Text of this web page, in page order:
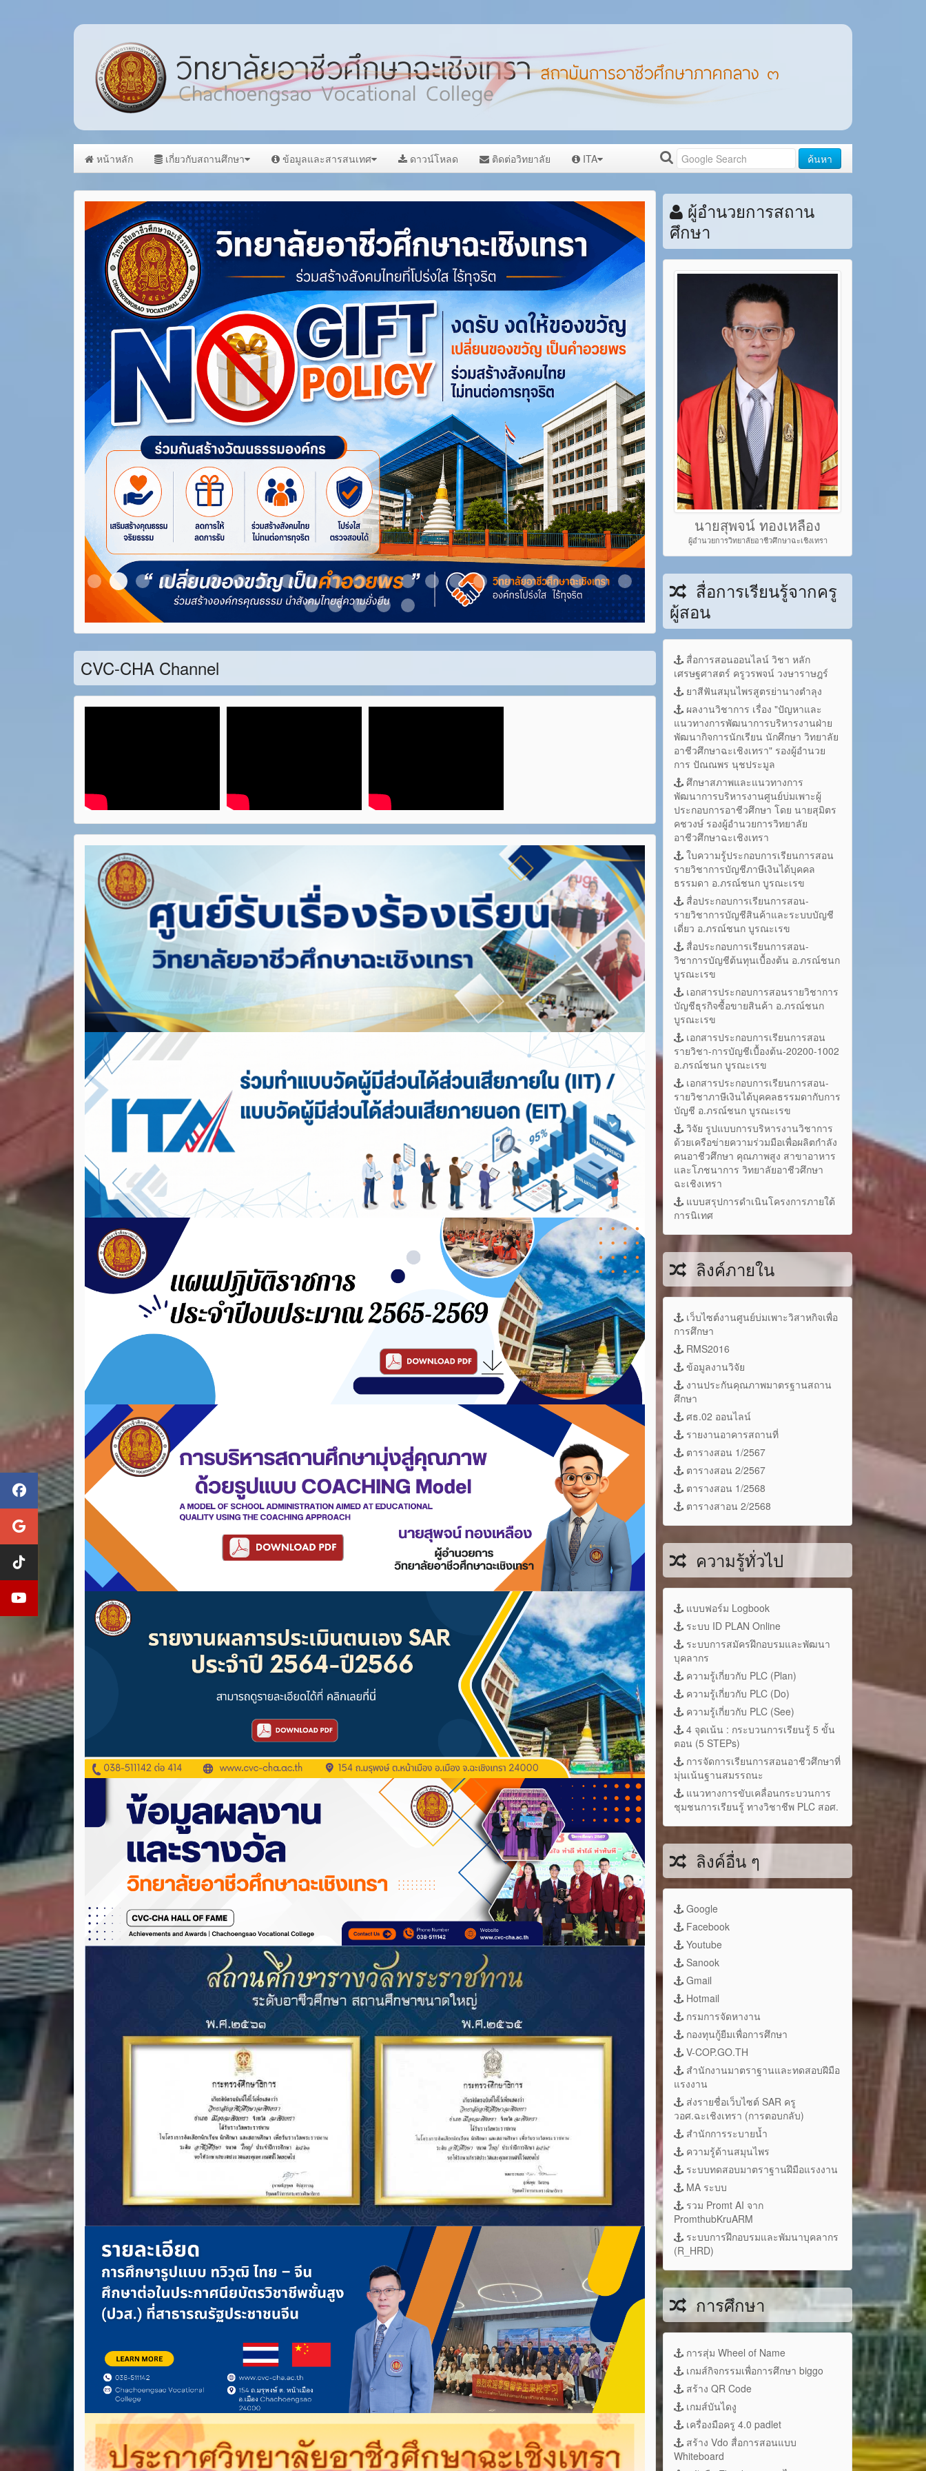
หน้าหลัก เกี่ยวกับสถานศึกษา ข้อมูลและสารสนเทศ ดาวน์โหลด ติดต่อวิทยาลัย ITA ค้นหา
Item 1Item 2Item 3Item 4Item 5Item 6Item 7Item 8Item 9Item 10Item 11Item 12Item 13Item 14Item 15Item 16Item 17Item 18Item 19Item 20Item 21Item 22Item 23
Item 24Item 25Item 26 Item 27 Item 28
CVC-CHA Channel
ผู้อำนวยการสถาน
ศึกษา
นายสุพจน์ ทองเหลือง
ผู้อำนวยการวิทยาลัยอาชีวศึกษาฉะเชิงเทรา
สื่อการเรียนรู้จากครู
ผู้สอน
สื่อการสอนออนไลน์ วิชา หลัก
เศรษฐศาสตร์ ครูวรพจน์ วงษาราษฎร์
ยาสีฟันสมุนไพรสูตรย่านางตำลุง
ผลงานวิชาการ เรื่อง "ปัญหาและ
แนวทางการพัฒนาการบริหารงานฝ่าย
พัฒนากิจการนักเรียน นักศึกษา วิทยาลัย
อาชีวศึกษาฉะเชิงเทรา" รองผู้อำนวย
การ ปัณณพร นุชประมูล
ศึกษาสภาพและแนวทางการ
พัฒนาการบริหารงานศูนย์บ่มเพาะผู้
ประกอบการอาชีวศึกษา โดย นายสุมิตร
คชวงษ์ รองผู้อำนวยการวิทยาลัย
อาชีวศึกษาฉะเชิงเทรา
ใบความรู้ประกอบการเรียนการสอน
รายวิชาการบัญชีภาษีเงินได้บุคคล
ธรรมดา อ.ภรณ์ชนก บูรณะเรข
สื่อประกอบการเรียนการสอน-
รายวิชาการบัญชีสินค้าและระบบบัญชี
เดี่ยว อ.ภรณ์ชนก บูรณะเรข
สื่อประกอบการเรียนการสอน-
วิชาการบัญชีต้นทุนเบื้องต้น อ.ภรณ์ชนก
บูรณะเรข
เอกสารประกอบการสอนรายวิชาการ
บัญชีธุรกิจซื้อขายสินค้า อ.ภรณ์ชนก
บูรณะเรข
เอกสารประกอบการเรียนการสอน
รายวิชา-การบัญชีเบื้องต้น-20200-1002
อ.ภรณ์ชนก บูรณะเรข
เอกสารประกอบการเรียนการสอน-
รายวิชาภาษีเงินได้บุคคลธรรมดากับการ
บัญชี อ.ภรณ์ชนก บูรณะเรข
วิจัย รูปแบบการบริหารงานวิชาการ
ด้วยเครือข่ายความร่วมมือเพื่อผลิตกำลัง
คนอาชีวศึกษา คุณภาพสูง สาขาอาหาร
และโภชนาการ วิทยาลัยอาชีวศึกษา
ฉะเชิงเทรา
แบบสรุปการดำเนินโครงการภายใต้
การนิเทศ
ลิงค์ภายใน
เว็บไซต์งานศูนย์บ่มเพาะวิสาหกิจเพื่อ
การศึกษา
RMS2016
ข้อมูลงานวิจัย
งานประกันคุณภาพมาตรฐานสถาน
ศึกษา
ศธ.02 ออนไลน์
รายงานอาคารสถานที่
ตารางสอน 1/2567
ตารางสอน 2/2567
ตารางสอน 1/2568
ตารางสาอน 2/2568
ความรู้ทั่วไป
แบบฟอร์ม Logbook
ระบบ ID PLAN Online
ระบบการสมัครฝึกอบรมและพัฒนา
บุคลากร
ความรู้เกี่ยวกับ PLC (Plan)
ความรู้เกี่ยวกับ PLC (Do)
ความรู้เกี่ยวกับ PLC (See)
4 จุดเน้น : กระบวนการเรียนรู้ 5 ขั้น
ตอน (5 STEPs)
การจัดการเรียนการสอนอาชีวศึกษาที่
มุ่นเน้นฐานสมรรถนะ
แนวทางการขับเคลื่อนกระบวนการ
ชุมชนการเรียนรู้ ทางวิชาชีพ PLC สอศ.
ลิงค์อื่น ๆ
Google
Facebook
Youtube
Sanook
Gmail
Hotmail
กรมการจัดหางาน
กองทุนกู้ยืมเพื่อการศึกษา
V-COP.GO.TH
สำนักงานมาตราฐานและทดสอบฝีมือ
แรงงาน
ส่งรายชื่อเว็บไซต์ SAR ครู
วอศ.ฉะเชิงเทรา (การตอบกลับ)
สำนักการระบายน้ำ
ความรู้ด้านสมุนไพร
ระบบทดสอบมาตราฐานฝึมือแรงงาน
MA ระบบ
รวม Promt AI จาก
PromthubKruARM
ระบบการฝึกอบรมและพัมนาบุคลากร
(R_HRD)
การศึกษา
การสุ่ม Wheel of Name
เกมส์กิจกรรมเพื่อการศึกษา biggo
สร้าง QR Code
เกมส์บันไดงู
เครื่องมือครู 4.0 padlet
สร้าง Vdo สื่อการสอนแบบ
Whiteboard